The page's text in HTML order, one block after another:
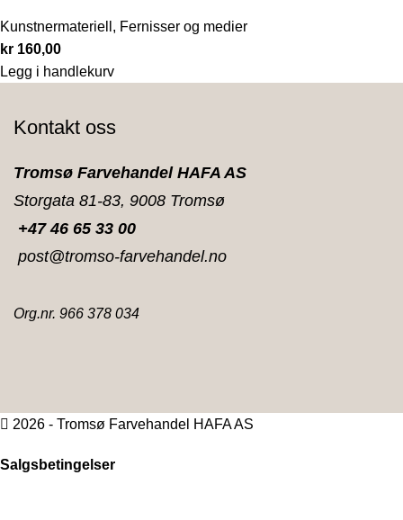
Kunstnermateriell , Fernisser og medier
kr 160,00
Legg i handlekurv
Kontakt oss
Tromsø Farvehandel HAFA AS
Storgata 81-83, 9008 Tromsø
+47 46 65 33 00
post@tromso-farvehandel.no
Org.nr. 966 378 034
2026 - Tromsø Farvehandel HAFA AS
Salgsbetingelser